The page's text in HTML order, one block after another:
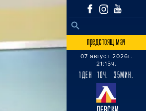
Search
SEARCH BUTTON
предстоящ мач
07 август 2026г.
21:15ч.
1ДЕН 10Ч. 35МИН.